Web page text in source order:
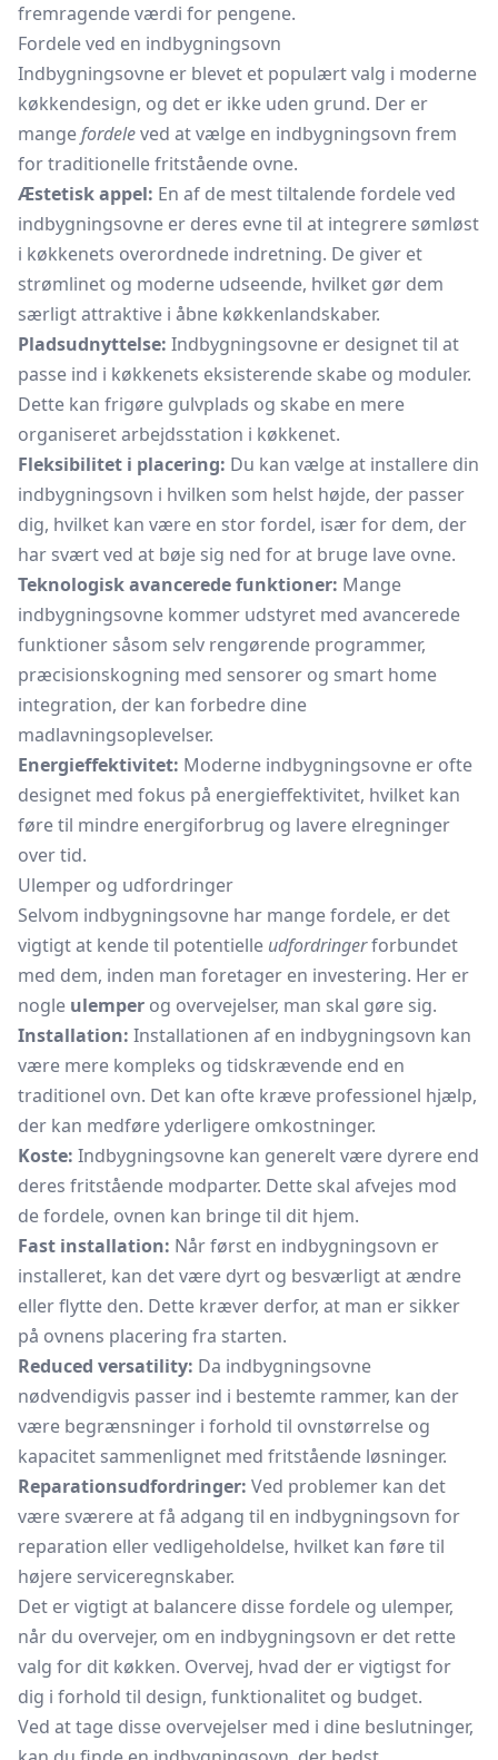
fremragende værdi for pengene.
Fordele ved en indbygningsovn
Indbygningsovne er blevet et populært valg i moderne
køkkendesign, og det er ikke uden grund. Der er
mangefordeleved at vælge en indbygningsovn frem
for traditionelle fritstående ovne.
Æstetisk appel: En af de mest tiltalende fordele ved
indbygningsovne er deres evne til at integrere sømløst
i køkkenets overordnede indretning. De giver et
strømlinet og moderne udseende, hvilket gør dem
særligt attraktive i åbne køkkenlandskaber.
Pladsudnyttelse: Indbygningsovne er designet til at
passe ind i køkkenets eksisterende skabe og moduler.
Dette kan frigøre gulvplads og skabe en mere
organiseret arbejdsstation i køkkenet.
Fleksibilitet i placering: Du kan vælge at installere din
indbygningsovn i hvilken som helst højde, der passer
dig, hvilket kan være en stor fordel, især for dem, der
har svært ved at bøje sig ned for at bruge lave ovne.
Teknologisk avancerede funktioner: Mange
indbygningsovne kommer udstyret med avancerede
funktioner såsom selv rengørende programmer,
præcisionskogning med sensorer og smart home
integration, der kan forbedre dine
madlavningsoplevelser.
Energieffektivitet: Moderne indbygningsovne er ofte
designet med fokus på energieffektivitet, hvilket kan
føre til mindre energiforbrug og lavere elregninger
over tid.
Ulemper og udfordringer
Selvom indbygningsovne har mange fordele, er det
vigtigt at kende til potentielle udfordringerforbundet
med dem, inden man foretager en investering. Her er
nogle ulemper og overvejelser, man skal gøre sig.
Installation: Installationen af en indbygningsovn kan
være mere kompleks og tidskrævende end en
traditionel ovn. Det kan ofte kræve professionel hjælp,
der kan medføre yderligere omkostninger.
Koste: Indbygningsovne kan generelt være dyrere end
deres fritstående modparter. Dette skal afvejes mod
de fordele, ovnen kan bringe til dit hjem.
Fast installation: Når først en indbygningsovn er
installeret, kan det være dyrt og besværligt at ændre
eller flytte den. Dette kræver derfor, at man er sikker
på ovnens placering fra starten.
Reduced versatility: Da indbygningsovne
nødvendigvis passer ind i bestemte rammer, kan der
være begrænsninger i forhold til ovnstørrelse og
kapacitet sammenlignet med fritstående løsninger.
Reparationsudfordringer: Ved problemer kan det
være sværere at få adgang til en indbygningsovn for
reparation eller vedligeholdelse, hvilket kan føre til
højere serviceregnskaber.
Det er vigtigt at balancere disse fordele og ulemper,
når du overvejer, om en indbygningsovn er det rette
valg for dit køkken. Overvej, hvad der er vigtigst for
dig i forhold til design, funktionalitet og budget.
Ved at tage disse overvejelser med i dine beslutninger,